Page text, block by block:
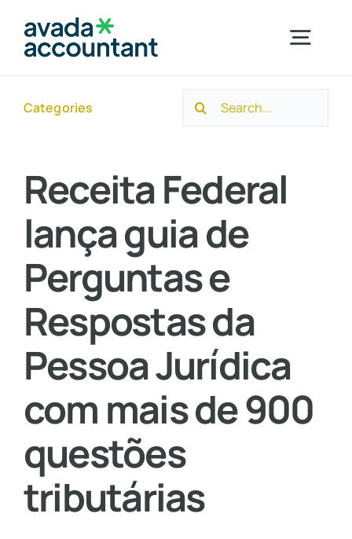
Home
Segmentos
Serviços
Novidades
Contato Comercial
Categories
Search
Receita Federal
lança guia de
Perguntas e
Respostas da
Pessoa Jurídica
com mais de 900
questões
tributárias